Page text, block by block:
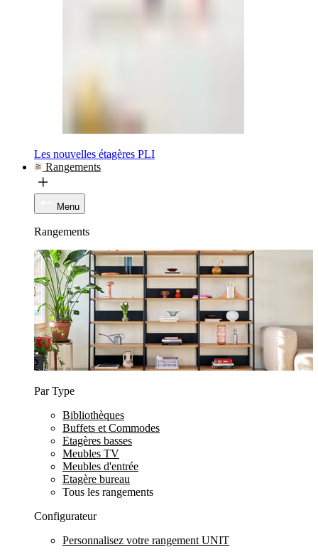
Les nouvelles étagères PLI
Rangements
Menu
Rangements
Par Type
Bibliothèques
Buffets et Commodes
Etagères basses
Meubles TV
Meubles d'entrée
Etagère bureau
Tous les rangements
Configurateur
Personnalisez votre rangement UNIT